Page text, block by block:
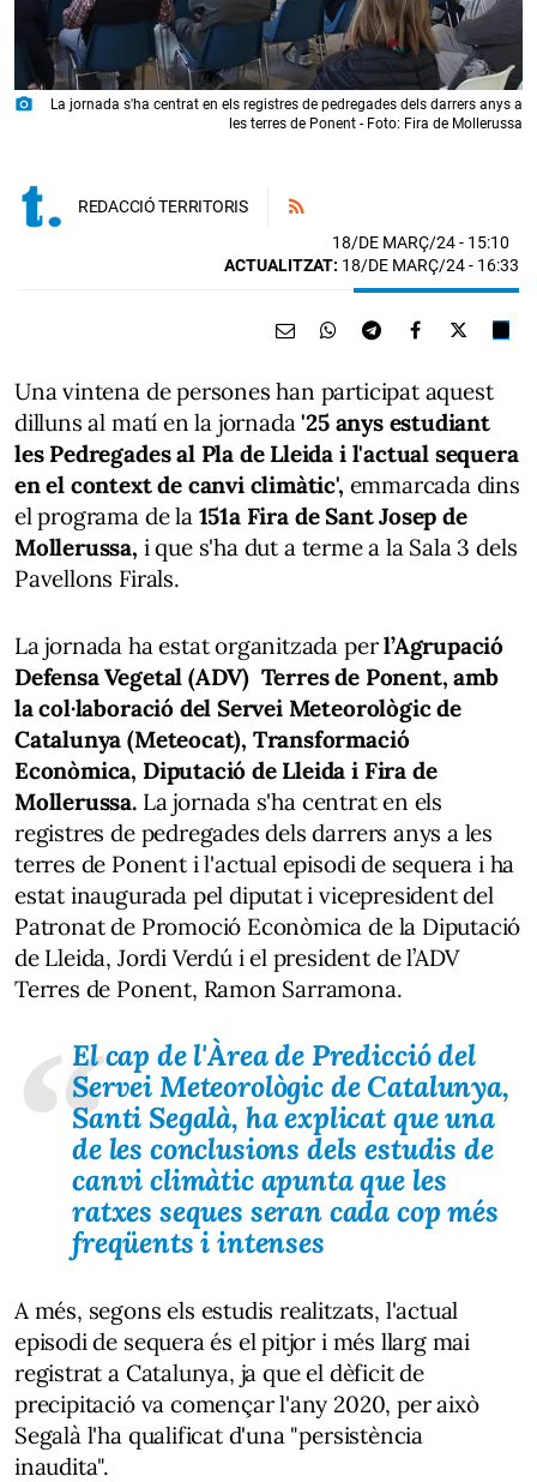
photo_camera
La jornada s'ha centrat en els registres de pedregades dels darrers anys a
les terres de Ponent - Foto: Fira de Mollerussa
REDACCIÓ TERRITORIS
18/DE MARÇ/24- 15:10
ACTUALITZAT: 18/DE MARÇ/24 - 16:33
Una vintena de persones han participat aquest
dilluns al matí en la jornada'25 anys estudiant
les Pedregades al Pla de Lleida i l'actual sequera
en el context de canvi climàtic', emmarcada dins
el programa de la 151a Fira de Sant Josep de
Mollerussa, i que s'ha dut a terme a la Sala 3 dels
Pavellons Firals.
La jornada ha estat organitzada perl’Agrupació
Defensa Vegetal (ADV) Terres de Ponent, amb
la col·laboració del Servei Meteorològic de
Catalunya (Meteocat), Transformació
Econòmica, Diputació de Lleida i Fira de
Mollerussa. La jornada s'ha centrat en els
registres de pedregades dels darrers anys a les
terres de Ponent i l'actual episodi de sequera i ha
estat inaugurada pel diputat i vicepresident del
Patronat de Promoció Econòmica de la Diputació
de Lleida, Jordi Verdú i el president de l’ADV
Terres de Ponent, Ramon Sarramona.
El cap de l'Àrea de Predicció del
Servei Meteorològic de Catalunya,
Santi Segalà, ha explicat que una
de les conclusions dels estudis de
canvi climàtic apunta que les
ratxes seques seran cada cop més
freqüents i intenses
A més, segons els estudis realitzats, l'actual
episodi de sequera és el pitjor i més llarg mai
registrat a Catalunya, ja que el dèficit de
precipitació va començar l'any 2020, per això
Segalà l'ha qualificat d'una "persistència
inaudita".